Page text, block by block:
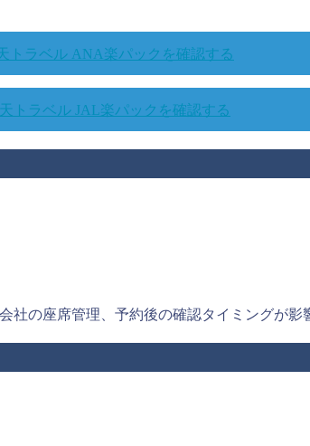
トラベル ANA楽パックを確認する
トラベル JAL楽パックを確認する
社の座席管理、予約後の確認タイミングが影